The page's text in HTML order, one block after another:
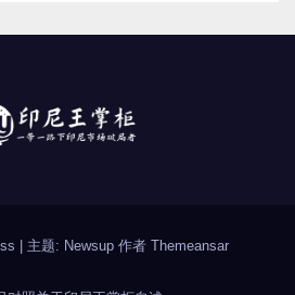
| 主题: Newsup 作者 Themeansar